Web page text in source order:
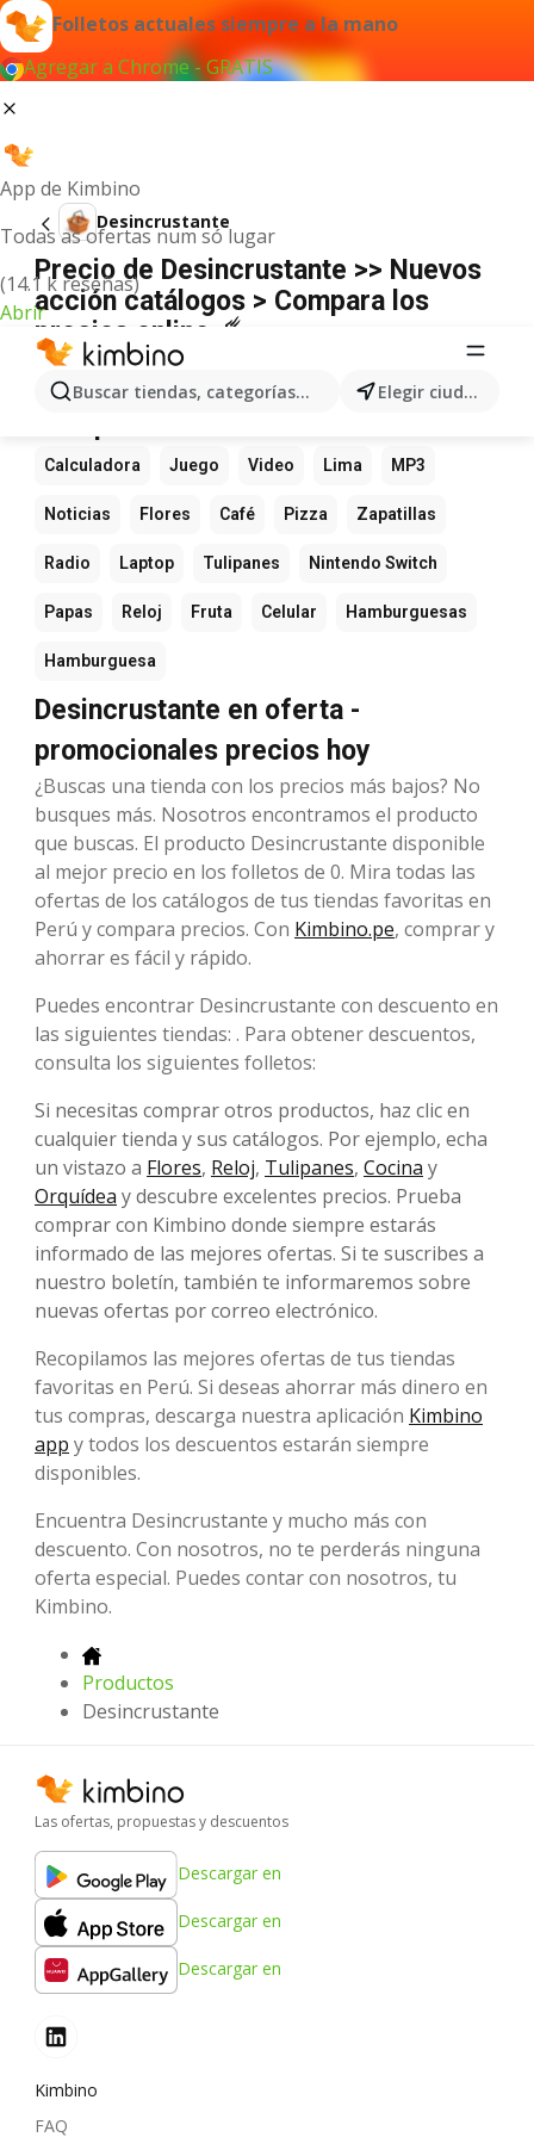
Folletos actuales siempre a la mano
Agregar a Chrome - GRATIS
App de Kimbino
Todas as ofertas num só lugar
(14.1 k reseñas)
Abrir
Buscar tiendas, categorías, productos... Elegir ciudad
Desincrustante
Precio de Desincrustante >> Nuevos
acción catálogos > Compara los
precios online ☄️
No hemos encontrado resultados para este
término.
Calculadora Juego Video Lima MP3
Noticias Flores Café Pizza Zapatillas
Radio Laptop Tulipanes Nintendo Switch
Papas Reloj Fruta Celular Hamburguesas
Hamburguesa
Desincrustante en oferta -
promocionales precios hoy
¿Buscas una tienda con los precios más bajos? No
busques más. Nosotros encontramos el producto
que buscas. El producto Desincrustante disponible
al mejor precio en los folletos de 0. Mira todas las
ofertas de los catálogos de tus tiendas favoritas en
Perú y compara precios. Con Kimbino.pe, comprar y
ahorrar es fácil y rápido.
Puedes encontrar Desincrustante con descuento en
las siguientes tiendas: . Para obtener descuentos,
consulta los siguientes folletos:
Si necesitas comprar otros productos, haz clic en
cualquier tienda y sus catálogos. Por ejemplo, echa
un vistazo a Flores, Reloj, Tulipanes, Cocina y
Orquídea y descubre excelentes precios. Prueba
comprar con Kimbino donde siempre estarás
informado de las mejores ofertas. Si te suscribes a
nuestro boletín, también te informaremos sobre
nuevas ofertas por correo electrónico.
Recopilamos las mejores ofertas de tus tiendas
favoritas en Perú. Si deseas ahorrar más dinero en
tus compras, descarga nuestra aplicación Kimbino
app y todos los descuentos estarán siempre
disponibles.
Encuentra Desincrustante y mucho más con
descuento. Con nosotros, no te perderás ninguna
oferta especial. Puedes contar con nosotros, tu
Kimbino.
Productos
Desincrustante
Las ofertas, propuestas y descuentos
Descargar en
Descargar en
Descargar en
Kimbino
FAQ